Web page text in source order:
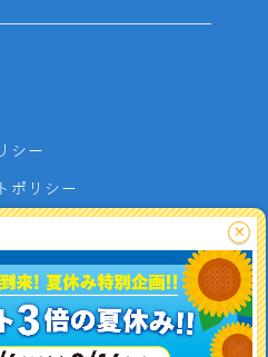
シー
ポリシー
×